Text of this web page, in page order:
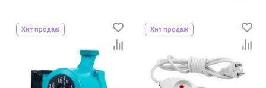
Хит продаж Хит продаж